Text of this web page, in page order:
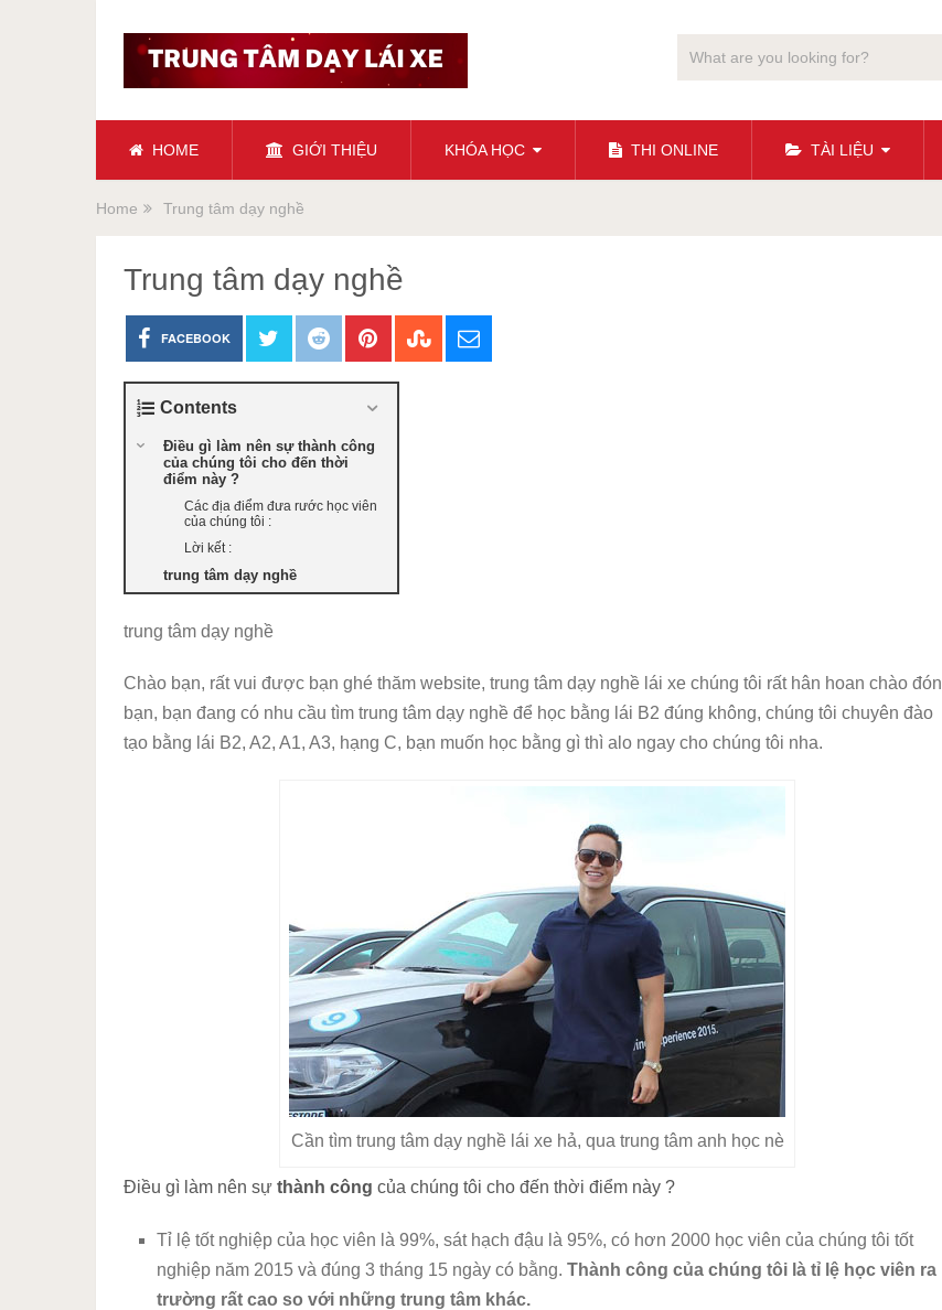
HOME GIỚI THIỆU KHÓA HỌC THI ONLINE TÀI LIỆU
Home Trung tâm dạy nghề
Trung tâm dạy nghề
FACEBOOK
Contents
Điều gì làm nên sự thành công
của chúng tôi cho đến thời
điểm này ?
Các địa điểm đưa rước học viên
của chúng tôi :
Lời kết :
trung tâm dạy nghề
trung tâm dạy nghề
Chào bạn, rất vui được bạn ghé thăm website, trung tâm dạy nghề lái xe chúng tôi rất hân hoan chào đón
bạn, bạn đang có nhu cầu tìm trung tâm dạy nghề để học bằng lái B2 đúng không, chúng tôi chuyên đào
tạo bằng lái B2, A2, A1, A3, hạng C, bạn muốn học bằng gì thì alo ngay cho chúng tôi nha.
Cần tìm trung tâm dạy nghề lái xe hả, qua trung tâm anh học nè
Điều gì làm nên sự thành công của chúng tôi cho đến thời điểm này ?
Tỉ lệ tốt nghiệp của học viên là 99%, sát hạch đậu là 95%, có hơn 2000 học viên của chúng tôi tốt
nghiệp năm 2015 và đúng 3 tháng 15 ngày có bằng.Thành công của chúng tôi là tỉ lệ học viên ra
trường rất cao so với những trung tâm khác.